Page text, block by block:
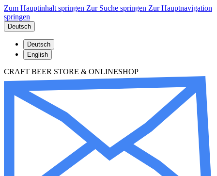
Zum Hauptinhalt springen Zur Suche springen Zur Hauptnavigation
springen
Deutsch
Deutsch
English
CRAFT BEER STORE & ONLINESHOP